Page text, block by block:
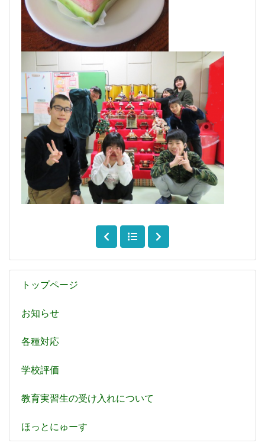
トップページ
お知らせ
各種対応
学校評価
教育実習生の受け入れについて
ほっとにゅーす